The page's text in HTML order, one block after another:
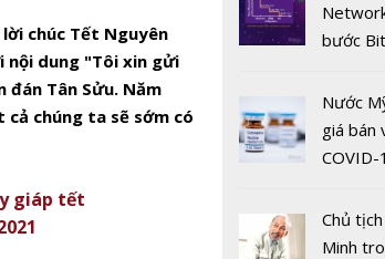
chúc Tết Nguyên
dung "Tôi xin gửi
Tân Sửu. Năm
chúng ta sẽ sớm có
giáp tết
bước
Nước
giá bán
COVID-
Chủ
Minh